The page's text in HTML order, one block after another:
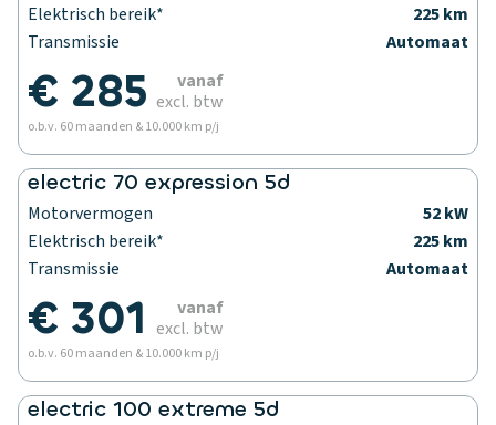
Elektrisch bereik*
225 km
Transmissie
Automaat
€ 285
vanaf
excl. btw
o.b.v. 60 maanden & 10.000 km p/j
electric 70 expression 5d
Motorvermogen
52 kW
Elektrisch bereik*
225 km
Transmissie
Automaat
€ 301
vanaf
excl. btw
o.b.v. 60 maanden & 10.000 km p/j
electric 100 extreme 5d